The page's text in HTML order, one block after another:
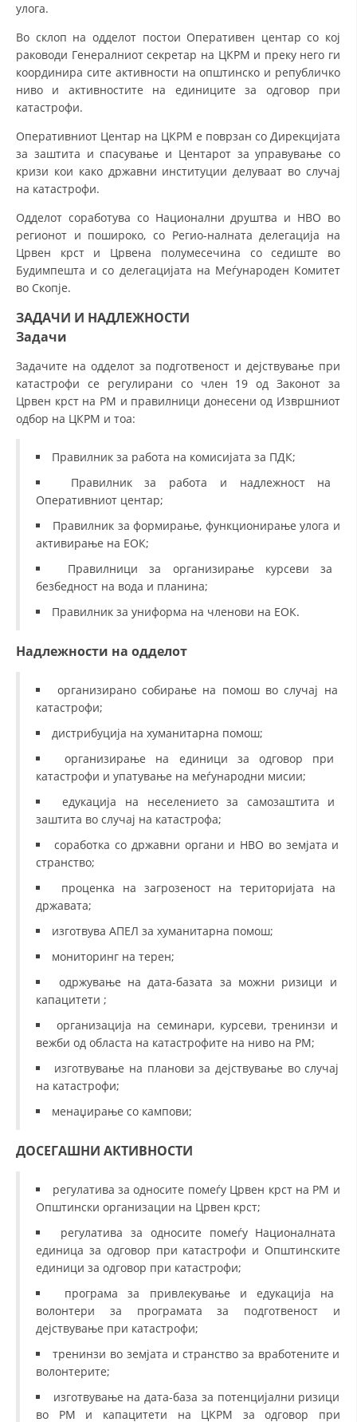
ЗНАЧЕЊЕ НА СЛУЖБАТА ЗА БАРАЊЕ
ЗДРАВСТВЕНО ПРЕВЕНТИВНА ДЕЈНОСТ
ПРВА ПОМОШ
ИНФОРМАЦИИ ЗА БОЛЕСТИ
МЕНАЏМЕНТ НА ВОЛОНТЕРИ
ЗА НАС
ПРИРАЧНИЦИ
СТРАТЕГИИ
ПОСТЕРИ
улога.
Во склоп на одделот постои Оперативен центар со кој
раководи Генералниот секретар на ЦКРМ и преку него ги
координира сите активности на општинско и републичко
ниво и активностите на единиците за одговор при
катастрофи.
Оперативниот Центар на ЦКРМ е поврзан со Дирекцијата
за заштита и спасување и Центарот за управување со
кризи кои како државни институции делуваат во случај
на катастрофи.
Одделот соработува со Национални друштва и НВО во
регионот и пошироко, со Регио-налната делегација на
Црвен крст и Црвена полумесечина со седиште во
Будимпешта и со делегацијата на Меѓународен Комитет
во Скопје.
ЗАДАЧИ И НАДЛЕЖНОСТИ
Задачи
Задачите на одделот за подготвеност и дејствување при
катастрофи се регулирани со член 19 од Законот за
Црвен крст на РМ и правилници донесени од Извршниот
одбор на ЦКРМ и тоа:
Правилник за работа на комисијата за ПДК;
Правилник за работа и надлежност на
Оперативниот центар;
Правилник за формирање, функционирање улога и
активирање на ЕОК;
Правилници за организирање курсеви за
безбедност на вода и планина;
Правилник за униформа на членови на ЕОК.
Надлежности на одделот
организирано собирање на помош во случај на
катастрофи;
дистрибуција на хуманитарна помош;
организирање на единици за одговор при
катастрофи и упатување на меѓународни мисии;
едукација на неселението за самозаштита и
заштита во случај на катастрофа;
соработка со државни органи и НВО во земјата и
странство;
проценка на загрозеност на територијата на
државата;
изготвува АПЕЛ за хуманитарна помош;
мониторинг на терен;
одржување на дата-базата за можни ризици и
капацитети ;
организација на семинари, курсеви, тренинзи и
вежби од областа на катастрофите на ниво на РМ;
изготвување на планови за дејствување во случај
на катастрофи;
менаџирање со кампови;
ДОСЕГАШНИ АКТИВНОСТИ
регулатива за односите помеѓу Црвен крст на РМ и
Општински организации на Црвен крст;
регулатива за односите помеѓу Националната
единица за одговор при катастрофи и Општинските
единици за одговор при катастрофи;
програма за привлекување и едукација на
волонтери за програмата за подготвеност и
дејствување при катастрофи;
тренинзи во земјата и странство за вработените и
волонтерите;
изготвување на дата-база за потенцијални ризици
во РМ и капацитети на ЦКРМ за одговор при